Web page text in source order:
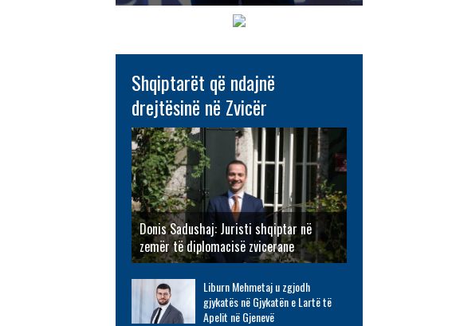
Shqiptarët që ndajnë
drejtësinë në Zvicër
Donis Sadushaj: Juristi shqiptar në
zemër të diplomacisë zvicerane
Liburn Mehmetaj u zgjodh
gjykatës në Gjykatën e Lartë të
Apelit në Gjenevë